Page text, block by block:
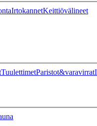
IrtokannetKeittiövälineet
TuulettimetParistot&varavirrat